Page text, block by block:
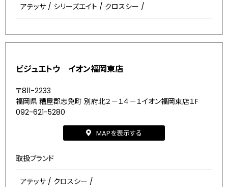
アテッサ / シリーズエイト / クロスシー /
ビジュエトウ イオン福岡東店
〒811-2233
福岡県 糟屋郡志免町 別府北２－１４－１イオン福岡東店１F
092-621-5280
MAPを表示する
取扱ブランド
アテッサ / クロスシー /